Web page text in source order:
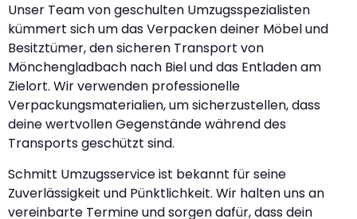
Unser Team von geschulten Umzugsspezialisten
kümmert sich um das Verpacken deiner Möbel und
Besitztümer, den sicheren Transport von
Mönchengladbach nach Biel und das Entladen am
Zielort. Wir verwenden professionelle
Verpackungsmaterialien, um sicherzustellen, dass
deine wertvollen Gegenstände während des
Transports geschützt sind.
Schmitt Umzugsservice ist bekannt für seine
Zuverlässigkeit und Pünktlichkeit. Wir halten uns an
vereinbarte Termine und sorgen dafür, dass dein